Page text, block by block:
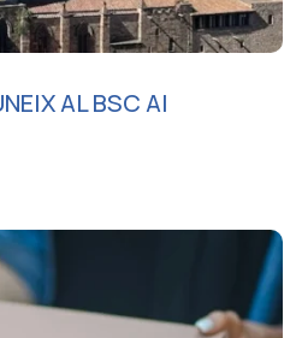
AL BSC AI